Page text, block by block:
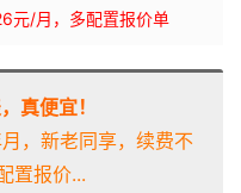
元/月，多配置报价单
真便宜！
，新老同享，续费不
置报价...